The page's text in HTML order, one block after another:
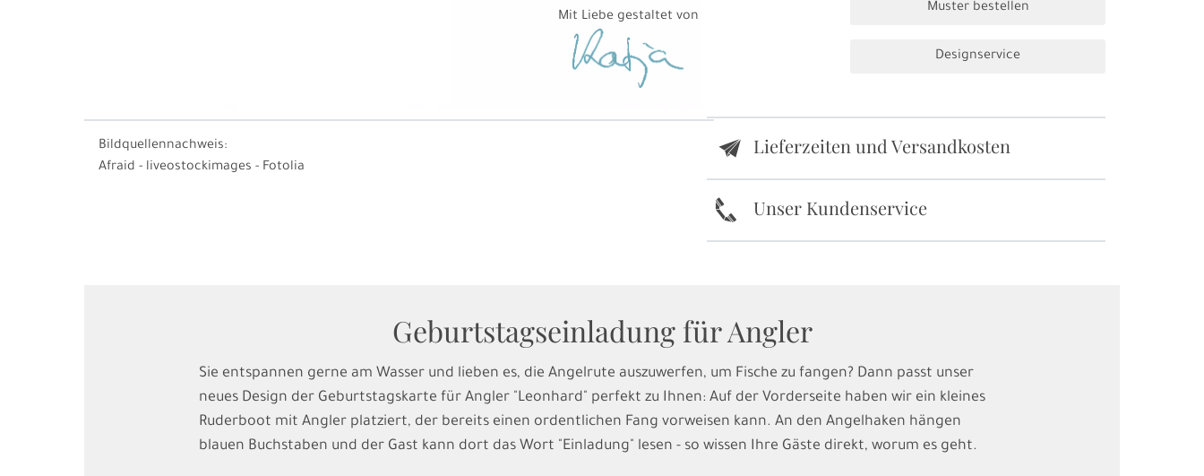
Mit Liebe gestaltet von
Bildquellennachweis:
Afraid - liveostockimages - Fotolia
Muster bestellen
Designservice
e Lieferzeiten und Versandkosten
k Unser Kundenservice
Geburtstagseinladung für Angler
Sie entspannen gerne am Wasser und lieben es, die Angelrute auszuwerfen, um Fische zu fangen? Dann passt unser
neues Design der Geburtstagskarte für Angler "Leonhard" perfekt zu Ihnen: Auf der Vorderseite haben wir ein kleines
Ruderboot mit Angler platziert, der bereits einen ordentlichen Fang vorweisen kann. An den Angelhaken hängen
blauen Buchstaben und der Gast kann dort das Wort "Einladung" lesen - so wissen Ihre Gäste direkt, worum es geht.